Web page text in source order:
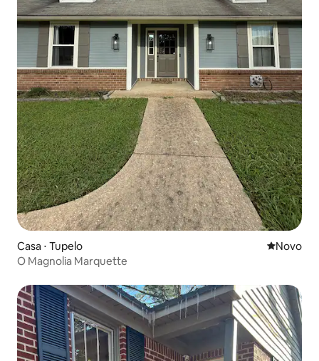
Casa ⋅ Tupelo Novo
Novo
O Magnolia Marquette